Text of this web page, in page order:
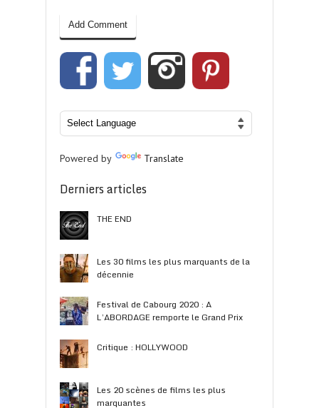
Powered by Translate
Derniers articles
THE END
Les 30 films les plus marquants de la
décennie
Festival de Cabourg 2020 : A
L’ABORDAGE remporte le Grand Prix
Critique : HOLLYWOOD
Les 20 scènes de films les plus
marquantes